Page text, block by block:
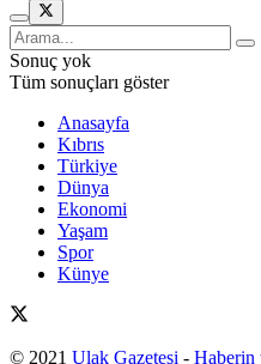
Sonuç yok
Tüm sonuçları göster
Anasayfa
Kıbrıs
Türkiye
Dünya
Ekonomi
Yaşam
Spor
Künye
© 2021 Ulak Gazetesi - Haberin